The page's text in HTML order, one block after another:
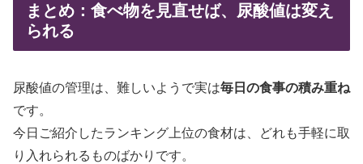
まとめ：食べ物を見直せば、尿酸値は変え
られる
尿酸値の管理は、難しいようで実は毎日の食事の積み重ね
です。
今日ご紹介したランキング上位の食材は、どれも手軽に取
り入れられるものばかりです。